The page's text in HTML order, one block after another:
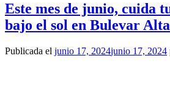
REBAJAS
a
Altamira!
Este mes de junio, cuida
bajo el sol en Bulevar
Publicada el junio 17, 2024junio 17, 2024